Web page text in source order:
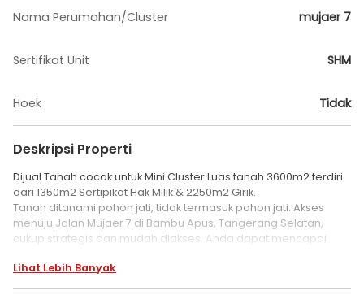
Nama Perumahan/Cluster mujaer 7
Sertifikat Unit SHM
Hoek Tidak
Deskripsi Properti
Dijual Tanah cocok untuk Mini Cluster Luas tanah 3600m2 terdiri
dari 1350m2 Sertipikat Hak Milik & 2250m2 Girik.
Tanah ditanami pohon jati, tidak termasuk pohon jati. Akses
menuju Jalan Mujaer 7 di Bambu Apus, Tangerang Selatan,
cukup strategis dan mudah diakses. Anda dapat mencapai
yang tersedia di sekitarnya.
Lihat Lebih Banyak